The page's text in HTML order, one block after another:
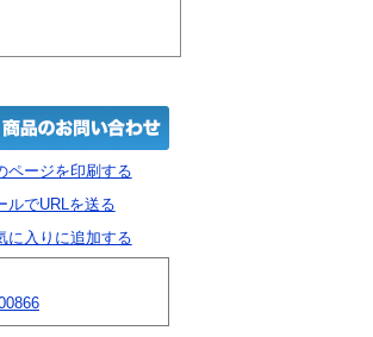
ページを印刷する
ルでURLを送る
に入りに追加する